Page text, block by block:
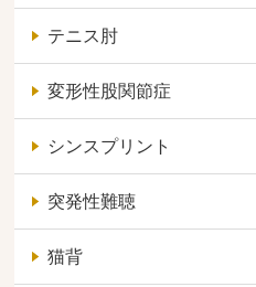
テニス肘
変形性股関節症
シンスプリント
突発性難聴
猫背